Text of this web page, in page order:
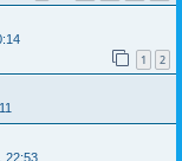
1 2
22:53